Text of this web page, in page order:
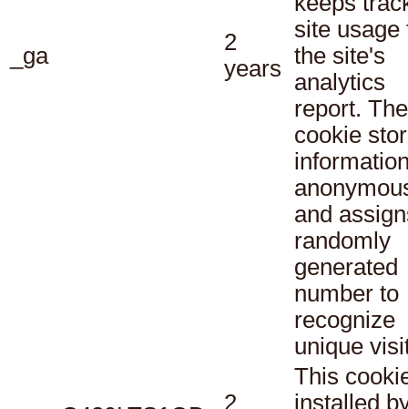
_ga
2
years
site usage
the site's
analytics
report. The
cookie
and
randomly
generated
number to
recognize
unique
2
This
installed